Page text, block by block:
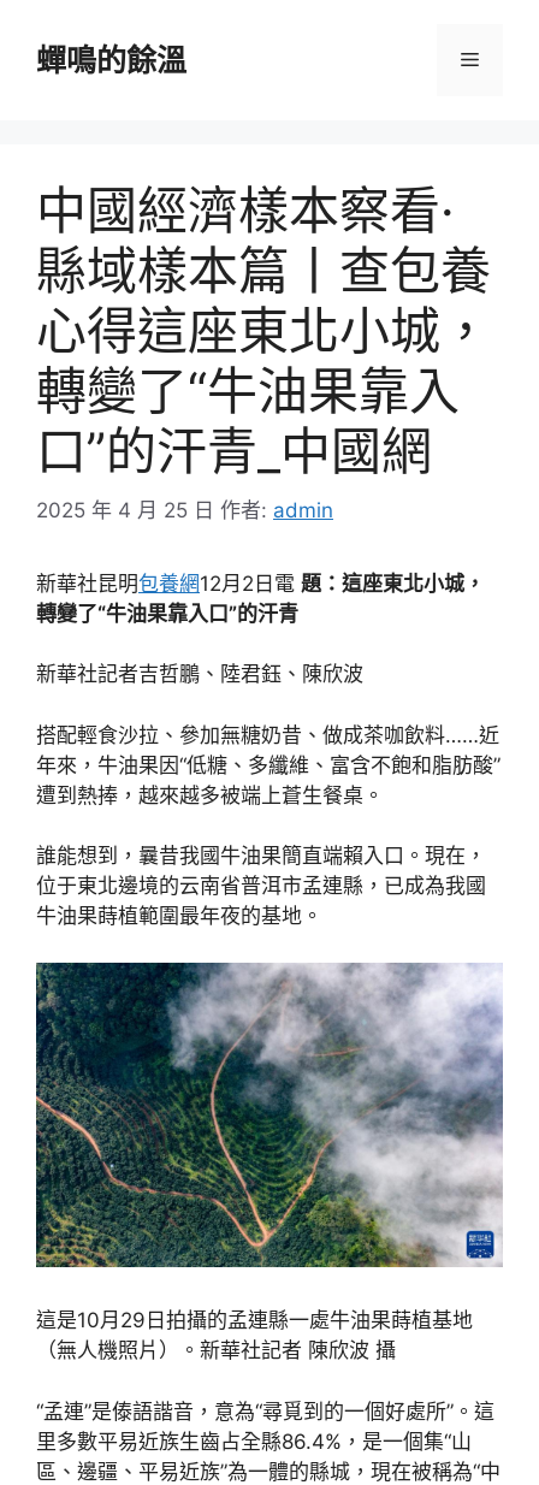
蟬鳴的餘溫 選
中國經濟樣本察看·
縣域樣本篇丨查包養
心得這座東北小城，
轉變了“牛油果靠入
口”的汗青_中國網
2025 年 4 月 25 日 作者: admin
新華社昆明包養網12月2日電 題：這座東北小城，
轉變了“牛油果靠入口”的汗青
新華社記者吉哲鵬、陸君鈺、陳欣波
搭配輕食沙拉、參加無糖奶昔、做成茶咖飲料……近
年來，牛油果因“低糖、多纖維、富含不飽和脂肪酸”
遭到熱捧，越來越多被端上蒼生餐桌。
誰能想到，曩昔我國牛油果簡直端賴入口。現在，
位于東北邊境的云南省普洱市孟連縣，已成為我國
牛油果蒔植範圍最年夜的基地。
這是10月29日拍攝的孟連縣一處牛油果蒔植基地
（無人機照片）。新華社記者 陳欣波 攝
“孟連”是傣語諧音，意為“尋覓到的一個好處所”。這
里多數平易近族生齒占全縣86.4%，是一個集“山
區、邊疆、平易近族”為一體的縣城，現在被稱為“中